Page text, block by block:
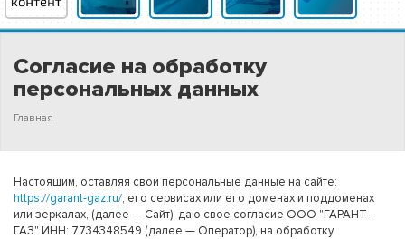
Согласие на обработку
персональных данных
Главная
Настоящим, оставляя свои персональные данные на сайте:
https://garant-gaz.ru/, его сервисах или его доменах и поддоменах
или зеркалах, (далее — Сайт), даю свое согласие ООО "ГАРАНТ-
ГАЗ" ИНН: 7734348549 (далее — Оператор), на обработку